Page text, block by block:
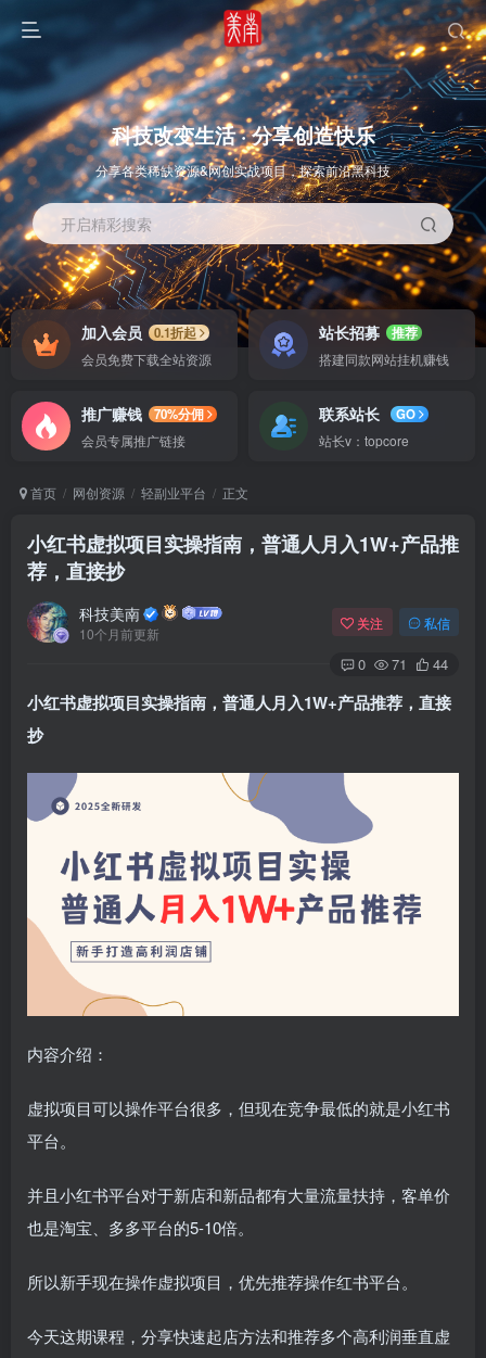
OS教程 SOFT教程
Arch Linux
科技改变生活 · 分享创造快乐
分享各类稀缺资源&网创实战项目，探索前沿黑科技
开启精彩搜索
加入会员
0.1折起
会员免费下载全站资源
站长招募
推荐
搭建同款网站挂机赚钱
推广赚钱
70%分佣
会员专属推广链接
联系站长
GO
站长v：topcore
首页 网创资源 轻副业平台 正文
小红书虚拟项目实操指南，普通人月入1W+产品推
荐，直接抄
科技美南
10个月前更新
关注 私信
0 71 44
小红书虚拟项目实操指南，普通人月入1W+产品推荐，直接
抄
内容介绍：
虚拟项目可以操作平台很多，但现在竞争最低的就是小红书
平台。
并且小红书平台对于新店和新品都有大量流量扶持，客单价
也是淘宝、多多平台的5-10倍。
所以新手现在操作虚拟项目，优先推荐操作红书平台。
今天这期课程，分享快速起店方法和推荐多个高利润垂直虚